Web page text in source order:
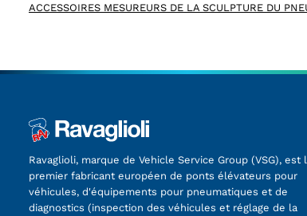
ACCESSOIRES MESUREURS DE LA SCULPTURE DU
Ravaglioli, marque de Vehicle Service Group (VSG), est
premier fabricant européen de ponts élévateurs pour
véhicules, d'équipements pour pneumatiques et de
diagnostics (inspection des véhicules et réglage de la